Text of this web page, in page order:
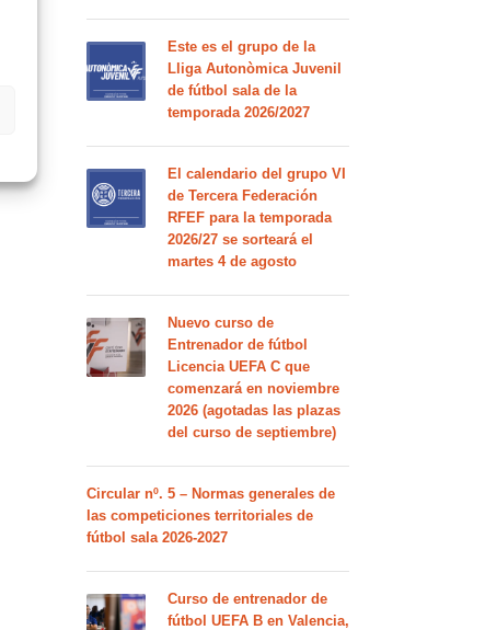
Este es el grupo de la
Lliga Autonòmica Juvenil
de fútbol sala de la
temporada 2026/2027
El calendario del grupo VI
de Tercera Federación
RFEF para la temporada
2026/27 se sorteará el
martes 4 de agosto
Nuevo curso de
Entrenador de fútbol
Licencia UEFA C que
comenzará en noviembre
2026 (agotadas las plazas
del curso de septiembre)
Circular nº. 5 – Normas generales de
las competiciones territoriales de
fútbol sala 2026-2027
Curso de entrenador de
fútbol UEFA B en Valencia,